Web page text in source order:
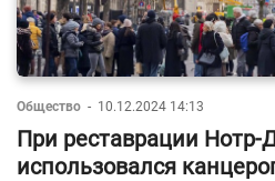
Общество - 10.12.2024 14:13
При реставрации Нотр-
использовался